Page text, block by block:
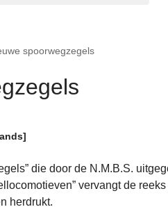
spoorwegzegels
die door de N.M.B.S.
vervangt de reeks
herdrukt.